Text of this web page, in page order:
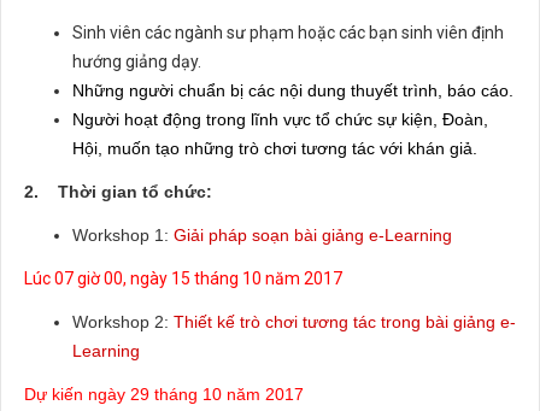
Sinh viên các ngành sư phạm hoặc các bạn sinh viên định
hướng giảng dạy.
Những người chuẩn bị các nội dung thuyết trình, báo cáo.
Người hoạt động trong lĩnh vực tổ chức sự kiện, Đoàn,
Hội, muốn tạo những trò chơi tương tác với khán giả.
2. Thời gian tổ chức:
Workshop 1: Giải pháp soạn bài giảng e-Learning
Lúc 07 giờ 00, ngày 15 tháng 10 năm 2017
Workshop 2: Thiết kế trò chơi tương tác trong bài giảng e-
Learning
Dự kiến ngày 29 tháng 10 năm 2017